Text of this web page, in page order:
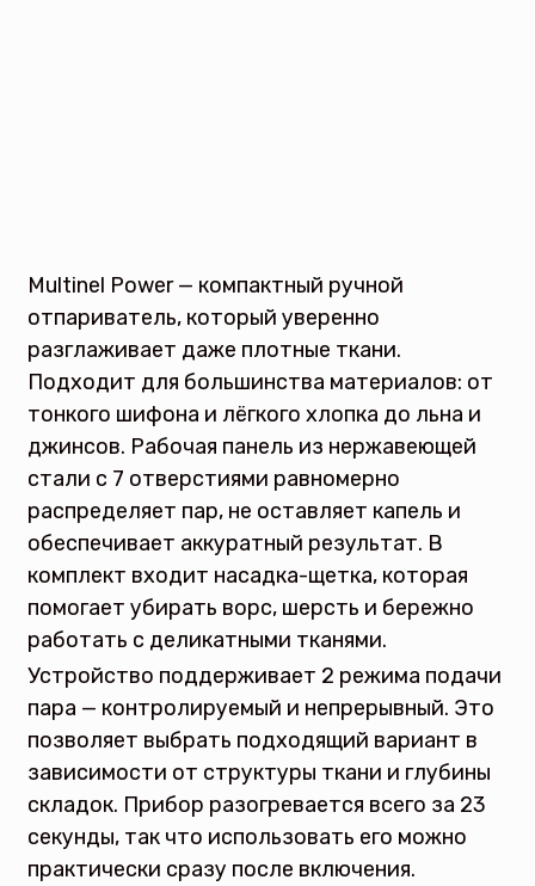
Multinel Power — компактный ручной
отпариватель, который уверенно
разглаживает даже плотные ткани.
Подходит для большинства материалов: от
тонкого шифона и лёгкого хлопка до льна и
джинсов. Рабочая панель из нержавеющей
стали с 7 отверстиями равномерно
распределяет пар, не оставляет капель и
обеспечивает аккуратный результат. В
комплект входит насадка-щетка, которая
помогает убирать ворс, шерсть и бережно
работать с деликатными тканями.
Устройство поддерживает 2 режима подачи
пара — контролируемый и непрерывный. Это
позволяет выбрать подходящий вариант в
зависимости от структуры ткани и глубины
складок. Прибор разогревается всего за 23
секунды, так что использовать его можно
практически сразу после включения.